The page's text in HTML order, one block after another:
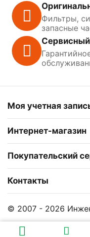
Фильтры,
запасные
Моя учетная
Интернет-магазин
Покупательский
Контакты
© 2007 - 2026